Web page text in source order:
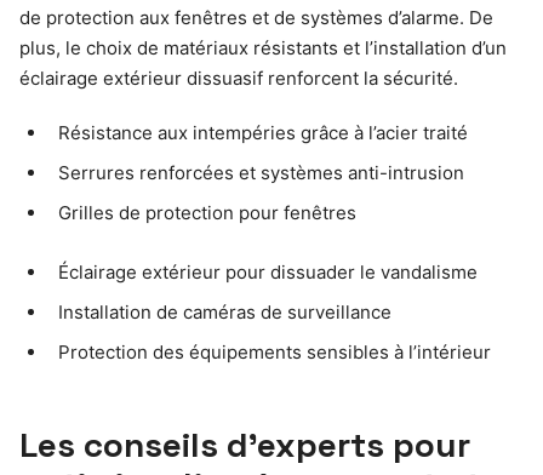
de protection aux fenêtres et de systèmes d’alarme. De
plus, le choix de matériaux résistants et l’installation d’un
éclairage extérieur dissuasif renforcent la sécurité.
Résistance aux intempéries grâce à l’acier traité
Serrures renforcées et systèmes anti-intrusion
Grilles de protection pour fenêtres
Éclairage extérieur pour dissuader le vandalisme
Installation de caméras de surveillance
Protection des équipements sensibles à l’intérieur
Les conseils d’experts pour